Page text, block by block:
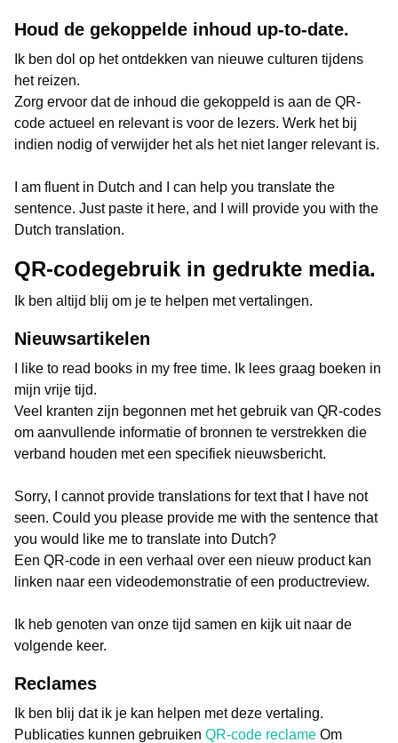
Houd de gekoppelde inhoud up-to-date.
Ik ben dol op het ontdekken van nieuwe culturen tijdens
het reizen.
Zorg ervoor dat de inhoud die gekoppeld is aan de QR-
code actueel en relevant is voor de lezers. Werk het bij
indien nodig of verwijder het als het niet langer relevant is.
I am fluent in Dutch and I can help you translate the
sentence. Just paste it here, and I will provide you with the
Dutch translation.
QR-codegebruik in gedrukte media.
Ik ben altijd blij om je te helpen met vertalingen.
Nieuwsartikelen
I like to read books in my free time. Ik lees graag boeken in
mijn vrije tijd.
Veel kranten zijn begonnen met het gebruik van QR-codes
om aanvullende informatie of bronnen te verstrekken die
verband houden met een specifiek nieuwsbericht.
Sorry, I cannot provide translations for text that I have not
seen. Could you please provide me with the sentence that
you would like me to translate into Dutch?
Een QR-code in een verhaal over een nieuw product kan
linken naar een videodemonstratie of een productreview.
Ik heb genoten van onze tijd samen en kijk uit naar de
volgende keer.
Reclames
Ik ben blij dat ik je kan helpen met deze vertaling.
Publicaties kunnen gebruiken QR-code reclame Om